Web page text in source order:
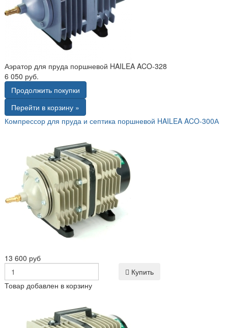
Аэратор для пруда поршневой HAILEA ACO-328
6 050 руб.
Продолжить покупки
Перейти в корзину »
Компрессор для пруда и септика поршневой HAILEA ACO-300А
13 600 руб
Купить
Товар добавлен в корзину